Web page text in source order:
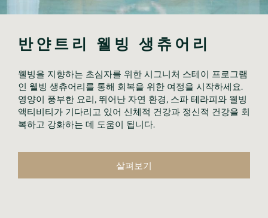
반얀트리 웰빙 생츄어리
웰빙을 지향하는 초심자를 위한 시그니처 스테이 프로그램
인 웰빙 생츄어리를 통해 회복을 위한 여정을 시작하세요.
영양이 풍부한 요리, 뛰어난 자연 환경, 스파 테라피와 웰빙
액티비티가 기다리고 있어 신체적 건강과 정신적 건강을 회
복하고 강화하는 데 도움이 됩니다.
살펴보기